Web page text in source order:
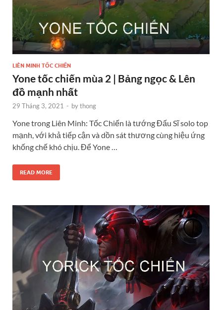
LIÊN MINH TỐC CHIẾN
Yone tốc chiến mùa 2 | Bảng ngọc & Lên
đồ mạnh nhất
29 Tháng 3, 2021 - bythong
Yone trong Liên Minh: Tốc Chiến là tướng Đấu Sĩ solo top
mạnh, với khả tiếp cận và dồn sát thương cùng hiệu ứng
khống chế khó chịu. Để Yone …
READ MORE